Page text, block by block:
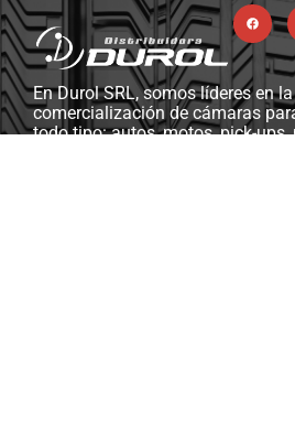
En Durol SRL, somos líderes en
comercialización de cámaras
todo tipo: autos, motos, pick-